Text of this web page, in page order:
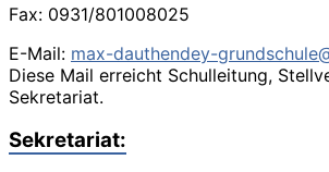
Fax: 0931/801008025
E-Mail: max-dauthendey-
Diese Mail erreicht Schulleitung,
Sekretariat.
Sekretariat: